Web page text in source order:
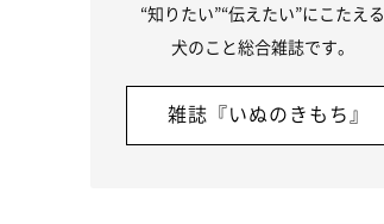
“知りたい”“伝えたい”にこたえる
犬のこと総合雑誌です。
雑誌『いぬのきもち』